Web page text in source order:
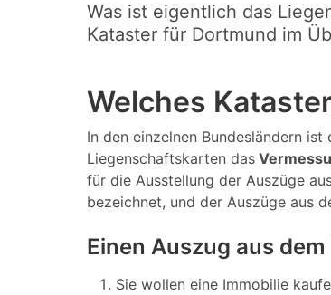
Was ist eigentlich das
Kataster für Dortmund im
Welches
In den einzelnen Bundesländern
Liegenschaftskarten das
für die Ausstellung der Auszüge
bezeichnet, und der Auszüge aus
Einen Auszug aus
Sie wollen eine Immobilie